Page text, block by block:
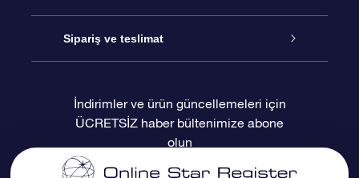
Blogu
Değerlendirmeler
OSR Hediye Paketi
OSR Hediye Kartı
Kurumsal hediyeler
Star Register
Kişiselleştirilmiş Yıldız Sayfası
Bir Milyon Yıldız
Sipariş ve teslimat
Ödeme bilgileri
Sevkiyat bilgileri
İndirimler ve ürün güncellemeleri için
ÜCRETSİZ haber bültenimize abone
olun